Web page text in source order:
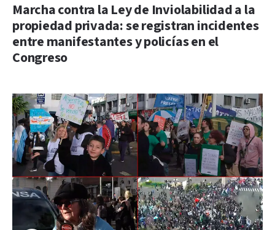
Marcha contra la Ley de Inviolabilidad a la
propiedad privada: se registran incidentes
entre manifestantes y policías en el
Congreso